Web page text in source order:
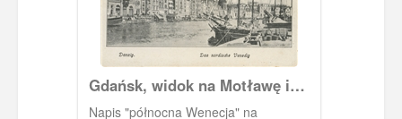
Gdańsk, widok na Motławę i
Rybackie Pobrzeże
Napis "północna Wenecja" na